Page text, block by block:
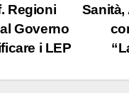
Regioni
Governo
i LEP